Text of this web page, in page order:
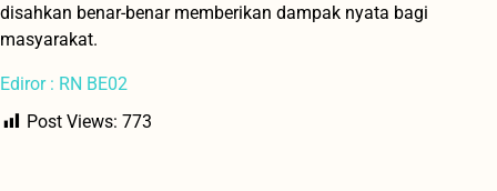
disahkan benar-benar memberikan dampak nyata bagi
masyarakat.
Ediror : RN BE02
Post Views: 773